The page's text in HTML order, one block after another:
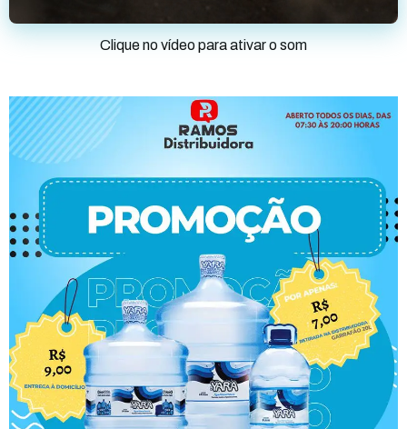
Clique no vídeo para ativar o som